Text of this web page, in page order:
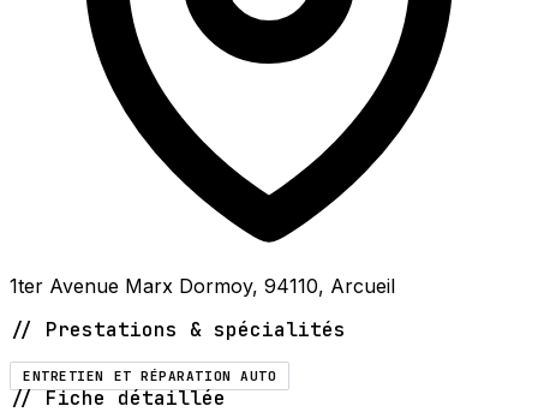
1ter Avenue Marx Dormoy, 94110, Arcueil
// Prestations & spécialités
ENTRETIEN ET RÉPARATION AUTO
// Fiche détaillée